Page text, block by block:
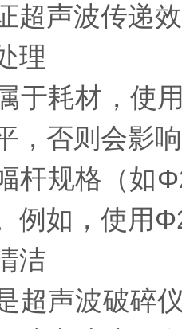
超声波传递
理
耗材，使用
，否则会影
规格（如Φ2
例如，使用
洁
声波破碎仪